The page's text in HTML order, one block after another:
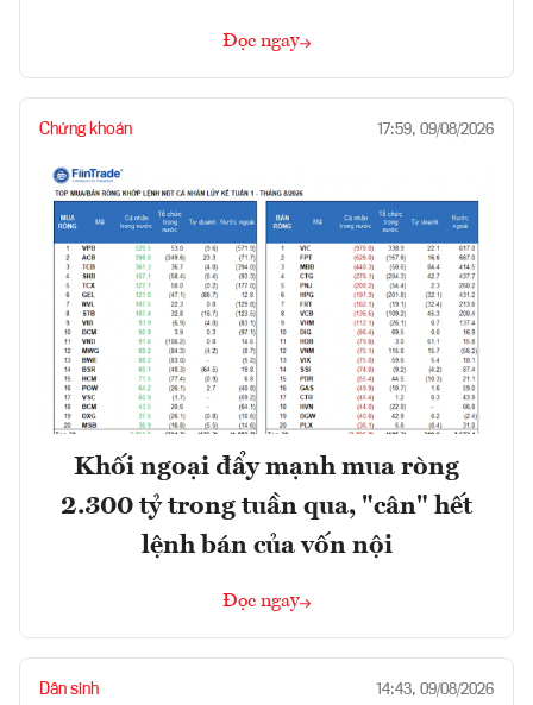
Đọc ngay
Chứng khoán 17:59, 09/08/2026
Khối ngoại đẩy mạnh mua ròng
2.300 tỷ trong tuần qua, "cân" hết
lệnh bán của vốn nội
Đọc ngay
Dân sinh 14:43, 09/08/2026